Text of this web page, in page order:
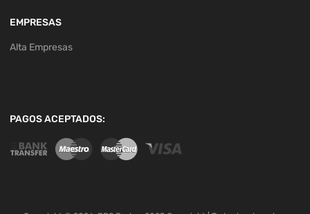
EMPRESAS
Alta Empresas
PAGOS ACEPTADOS: